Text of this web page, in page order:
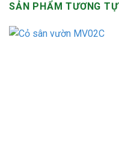
SẢN PHẨM TƯƠNG TỰ